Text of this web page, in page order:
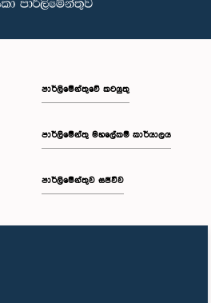
පාර්ලිමේන්තුවේ කටයුතු
පාර්ලිමේන්තු මහලේකම් කාර්යාලය
පාර්ලිමේන්තුව සජීවීව